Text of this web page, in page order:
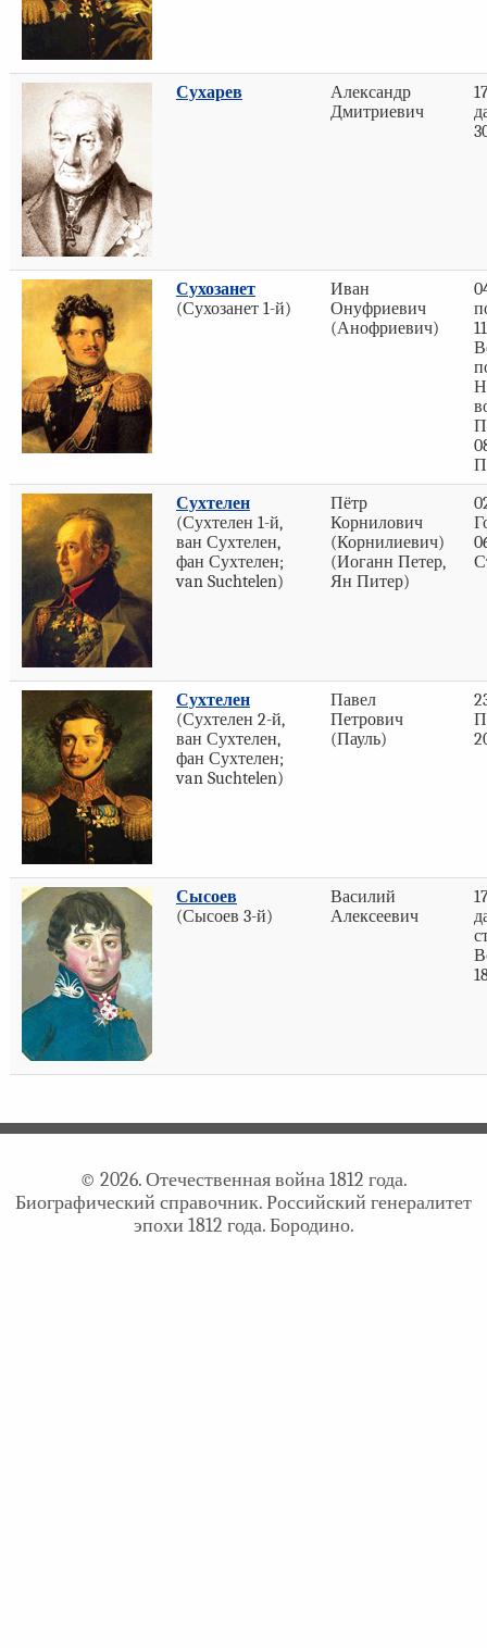
Сухарев
Александр
Дмитриевич
Сухозанет
(Сухозанет 1-й)
Иван
Онуфриевич
(Анофриевич)
Сухтелен
(Сухтелен 1-й,
ван Сухтелен,
фан Сухтелен;
van Suchtelen)
Пётр
Корнилович
(Корнилиевич)
(Иоганн Петер,
Ян Питер)
Сухтелен
(Сухтелен 2-й,
ван Сухтелен,
фан Сухтелен;
van Suchtelen)
Павел
Петрович
(Пауль)
Сысоев
(Сысоев 3-й)
Василий
Алексеевич
© 2026. Отечественная война 1812 года.
Биографический справочник. Российский генералитет
эпохи 1812 года. Бородино.